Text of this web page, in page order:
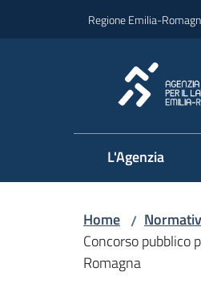
Regione Emilia-
L'Agenzia
Home /
Concorso
Romagna